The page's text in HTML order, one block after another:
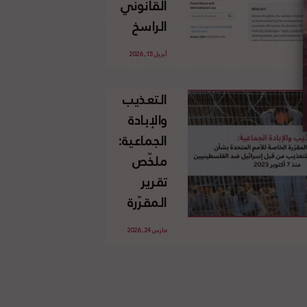
الإسرائيلي
غير
القانوني
الفلسطينية
القانوني
الراسخ
للاجئين
وحقهم
في العودة
بموجب
القانون
الدولي
أبريل 15, 2026
التعذيب
والإبادة
الجماعية:
ملخّص
تقرير
المقرّرة
الخاصة
مارس 24, 2026